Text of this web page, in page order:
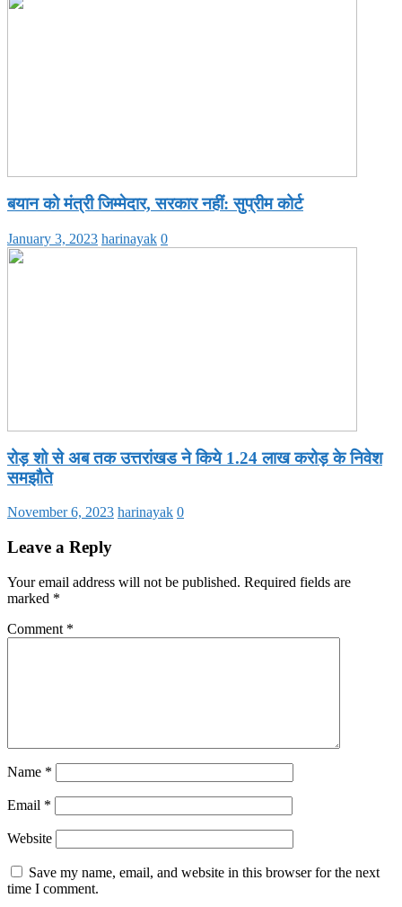
बयान को मंत्री जिम्मेदार, सरकार नहीं: सुप्रीम कोर्ट
January 3, 2023 harinayak 0
रोड़ शो से अब तक उत्तरांखड ने किये 1.24 लाख करोड़ के निवेश
समझौते
November 6, 2023 harinayak 0
Leave a Reply
Your email address will not be published. Required fields are
marked *
Comment *
Name *
Email *
Website
Save my name, email, and website in this browser for the next
time I comment.